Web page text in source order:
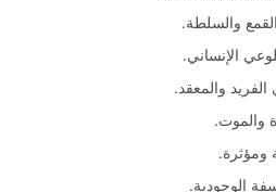
والسلطة.
الإنساني.
والمعقد.
والموت.
ومؤثرة.
الوجودية.